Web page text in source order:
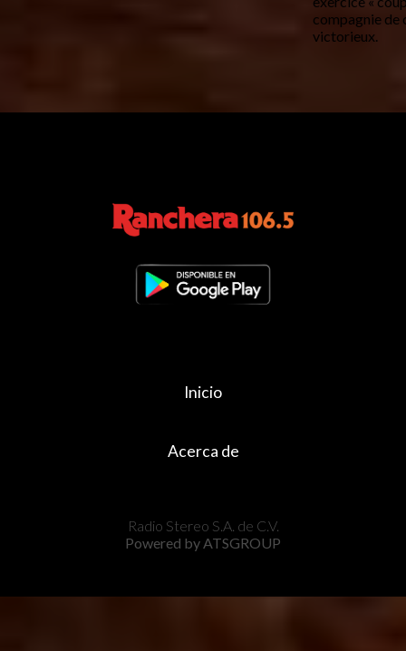
compagnie de
victorieux.
Inicio
Acerca de
Radio Stereo S.A. de C.V.
Powered by ATSGROUP